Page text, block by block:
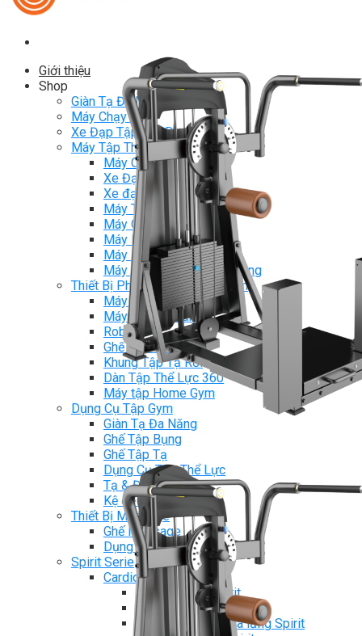
Giới thiệu
Shop
Giàn Tạ Đa Năng
Máy Chạy Bộ
Xe Đạp Tập Thể Dục
Máy Tập Thể Dục ( Cardio )
Máy Chạy Bộ
Xe Đạp Tập Thể Dục
Xe đạp ngồi có tựa lưng
Máy Trượt Tuyết
Máy Chèo Thuyền
Máy Leo Cầu Thang
Máy Rung Bụng
Máy tập phục hồi chức năng
Thiết Bị Phòng Gym chuyên dụng
Máy Khối Tập Với Cáp
Máy khối đa năng
Robot
Ghế Tập Đa Năng
Khung Tập Tạ Rời
Dàn Tập Thể Lực 360
Máy tập Home Gym
Dụng Cụ Tập Gym
Giàn Tạ Đa Năng
Ghế Tập Bụng
Ghế Tập Tạ
Dụng Cụ Tập Thể Lực
Tạ & Đòn tạ
Kệ để tạ
Thiết Bị Massage
Ghế Massage
Dụng cụ Massage
Spirit Serie
Cardio Spirit
Máy chạy bộ Spirit
Xe đạp tập Spirit
Xe đạp ngồi có tựa lưng Spirit